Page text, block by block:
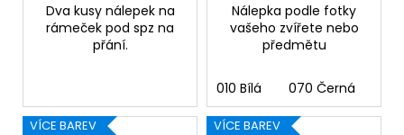
Dva kusy nálepek na
rámeček pod spz na
přání.
Nálepka podle fotky
vašeho zvířete nebo
předmětu
010 Bílá 070 Černá
VÍCE BAREV VÍCE BAREV